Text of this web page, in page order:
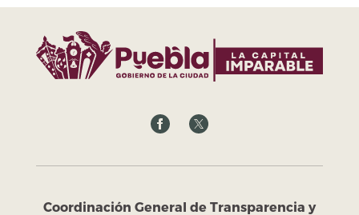
Coordinación General de Transparencia y